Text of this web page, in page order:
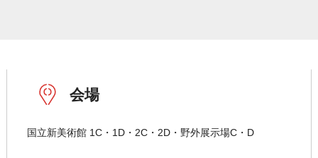
会場
国立新美術館 1C・1D・2C・2D・野外展示場C・D